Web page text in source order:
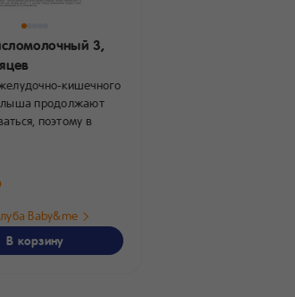
3,
кишечного
продолжают
поэтому в
Baby&me
В корзину